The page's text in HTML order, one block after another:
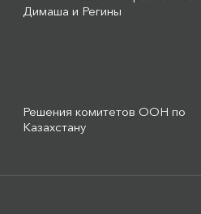
Димаша и Регины
Решения комитетов ООН по
Казахстану